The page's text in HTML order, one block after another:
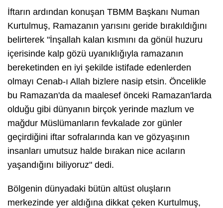
İftarın ardından konuşan TBMM Başkanı Numan
Kurtulmuş, Ramazanın yarısını geride bırakıldığını
belirterek "İnşallah kalan kısmını da gönül huzuru
içerisinde kalp gözü uyanıklığıyla ramazanın
bereketinden en iyi şekilde istifade edenlerden
olmayı Cenab-ı Allah bizlere nasip etsin. Öncelikle
bu Ramazan'da da maalesef önceki Ramazan'larda
olduğu gibi dünyanın birçok yerinde mazlum ve
mağdur Müslümanların fevkalade zor günler
geçirdiğini iftar sofralarında kan ve gözyaşının
insanları umutsuz halde bırakan nice acıların
yaşandığını biliyoruz" dedi.
Bölgenin dünyadaki bütün altüst oluşların
merkezinde yer aldığına dikkat çeken Kurtulmuş,